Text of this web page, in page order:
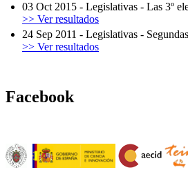
03 Oct 2015 - Legislativas - Las 3º
>> Ver resultados
24 Sep 2011 - Legislativas -
>> Ver resultados
Facebook